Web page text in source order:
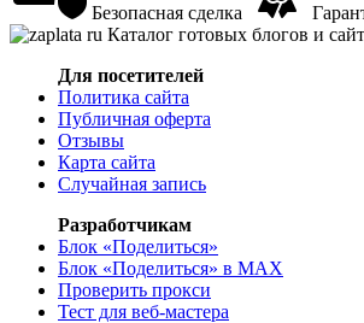
Безопасная сделка
Каталог готовых блогов и
Для посетителей
Политика сайта
Публичная оферта
Отзывы
Карта сайта
Случайная запись
Разработчикам
Блок «Поделиться»
Блок «Поделиться» в MAX
Проверить прокси
Тест для веб-мастера